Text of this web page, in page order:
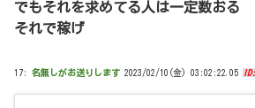
でもそれを求めてる人は一定数おる
それで稼げ
17: 名無しがお送りします 2023/02/10(金) 03:02:22.05